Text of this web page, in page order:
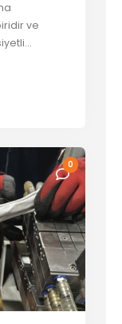
ve
0